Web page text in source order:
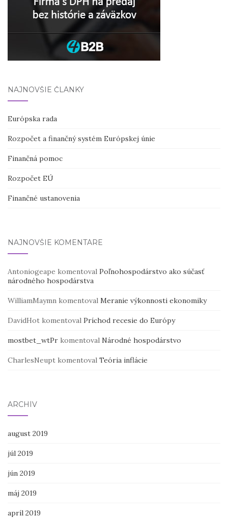
NAJNOVŠIE ČLÁNKY
Európska rada
Rozpočet a finančný systém Európskej únie
Finančná pomoc
Rozpočet EÚ
Finančné ustanovenia
NAJNOVŠIE KOMENTÁRE
Antoniogeape komentoval Poľnohospodárstvo ako súčasť
národného hospodárstva
WilliamMaymn komentoval Meranie výkonnosti ekonomiky
DavidHot komentoval Príchod recesie do Európy
mostbet_wtPr komentoval Národné hospodárstvo
CharlesNeupt komentoval Teória inflácie
ARCHÍV
august 2019
júl 2019
jún 2019
máj 2019
apríl 2019